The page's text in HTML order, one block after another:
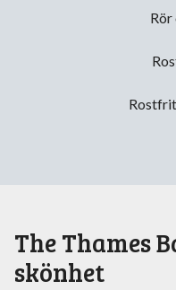
The Thames
skönhet